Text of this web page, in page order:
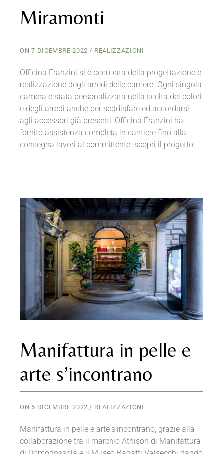
Miramonti
ON7 DICEMBRE 2022 REALIZZAZIONI
Officina Franzini si è occupata della progettazione e
realizzazione degli arredi delle camere. Ogni singola
camera è stata personalizzata nella scelta dei colori
e degli arredi anche per soddisfare ed accordarsi
agli accessori già presenti. Officina Franzini ha
fornito assistenza completa in cantiere fino alla
consegna lavori al committente. scopri il progetto
Manifattura in pelle e
arte s’incontrano
ON 5 DICEMBRE 2022 REALIZZAZIONI
Manifattura in pelle e arte s’incontrano, grazie alla
collaborazione tra il marchio Athison di Manifattura